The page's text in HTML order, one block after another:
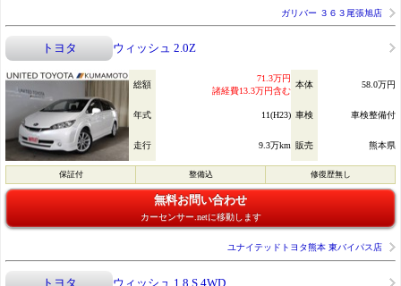
ガリバー ３６３尾張旭店
トヨタ ウィッシュ 2.0Z
総額
71.3万円
諸経費13.3万円含む
本体 58.0万円
年式 11(H23) 車検 車検整備付
走行 9.3万km 販売 熊本県
保証付 整備込 修復歴無し
無料お問い合わせ
カーセンサー.netに移動します
ユナイテッドトヨタ熊本 東バイパス店
トヨタ ウィッシュ 1.8 S 4WD